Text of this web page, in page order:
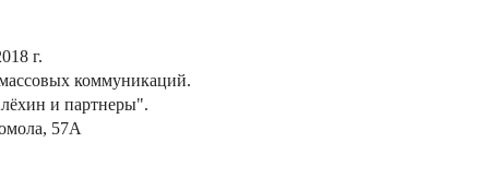
г.
коммуникаций.
и партнеры".
57А